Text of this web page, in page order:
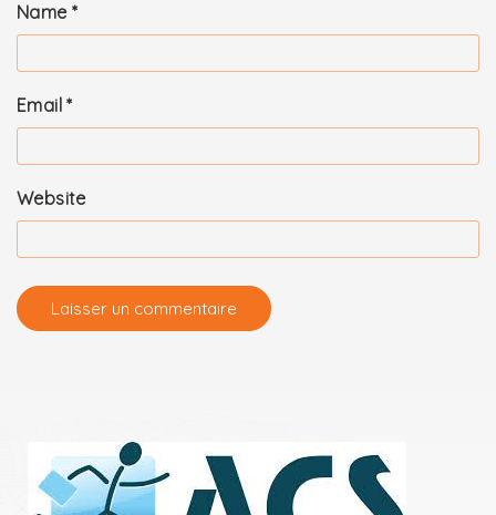
Name *
Email*
Website